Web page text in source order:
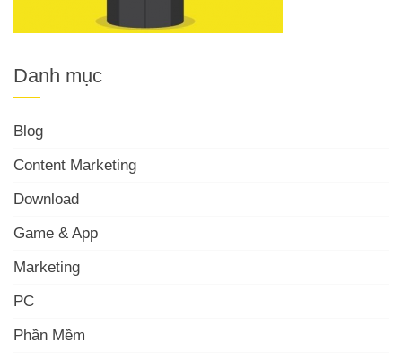
Danh mục
Blog
Content Marketing
Download
Game & App
Marketing
PC
Phần Mềm